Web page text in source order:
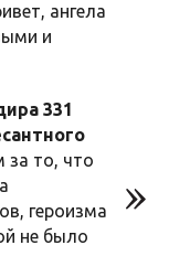
ангела
и
331
за то, что
героизма
не было